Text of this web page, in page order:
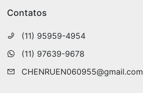
Contatos
(11) 95959-4954
(11) 97639-9678
CHENRUEN060955@gmail.com